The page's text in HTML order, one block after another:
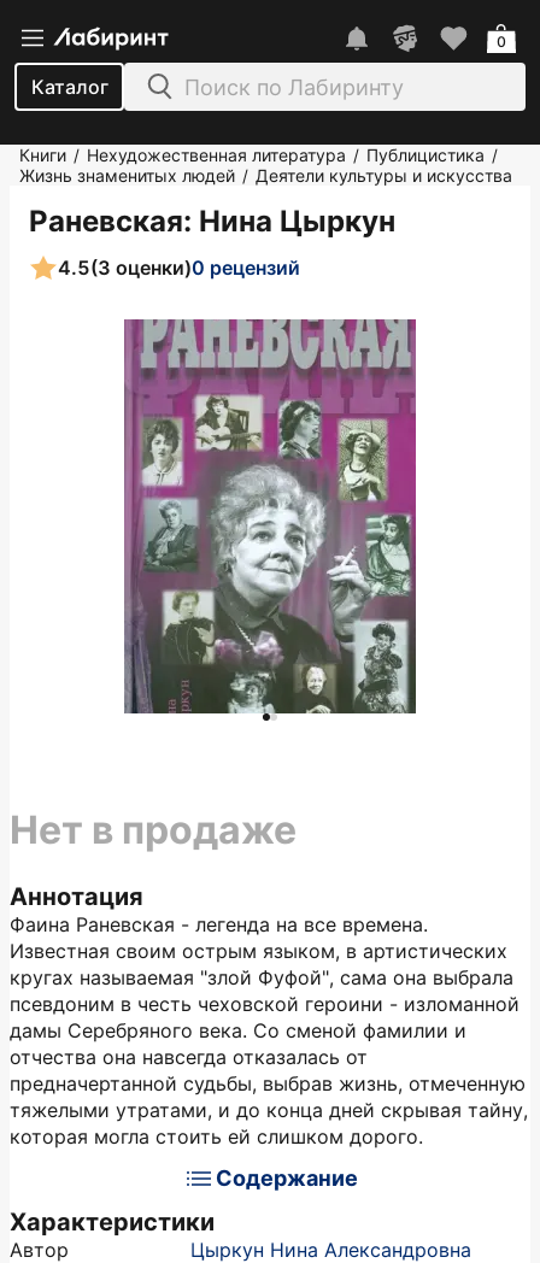
Каталог
0
Книги / Нехудожественная литература / Публицистика /
Жизнь знаменитых людей / Деятели культуры и искусства
Раневская: Нина Цыркун
4.5(3 оценки)0 рецензий
Аннотация
Фаина Раневская - легенда на все времена.
Известная своим острым языком, в артистических
кругах называемая "злой Фуфой", сама она выбрала
псевдоним в честь чеховской героини - изломанной
дамы Серебряного века. Со сменой фамилии и
отчества она навсегда отказалась от
предначертанной судьбы, выбрав жизнь, отмеченную
тяжелыми утратами, и до конца дней скрывая тайну,
которая могла стоить ей слишком дорого.
Содержание
Характеристики
Автор
Цыркун Нина Александровна
Нет в продаже